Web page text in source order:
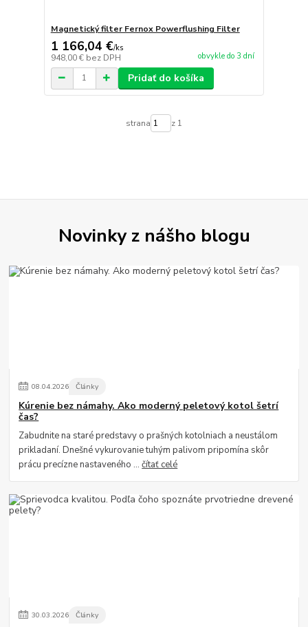
Magnetický filter Fernox Powerflushing Filter
1 166,04 €/ks
948,00 € bez DPH obvykle do 3 dní
Pridať do košíka
strana z 1
Novinky z nášho blogu
08.04.2026 Články
Kúrenie bez námahy. Ako moderný peletový kotol šetrí
čas?
Zabudnite na staré predstavy o prašných kotolniach a neustálom
prikladaní. Dnešné vykurovanie tuhým palivom pripomína skôr
prácu precízne nastaveného ...čítať celé
30.03.2026 Články